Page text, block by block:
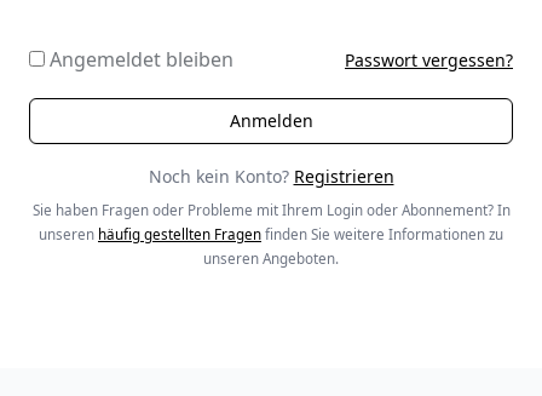
Angemeldet bleiben Passwort vergessen?
Noch kein Konto? Registrieren
Sie haben Fragen oder Probleme mit Ihrem Login oder Abonnement? In
unseren häufig gestellten Fragen finden Sie weitere Informationen zu
unseren Angeboten.